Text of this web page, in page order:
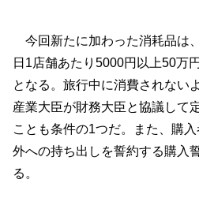
今回新たに加わった消耗品は
日1店舗あたり5000円以上50万
となる。旅行中に消費されない
産業大臣が財務大臣と協議して
ことも条件の1つだ。また、購
外への持ち出しを誓約する購入
る。